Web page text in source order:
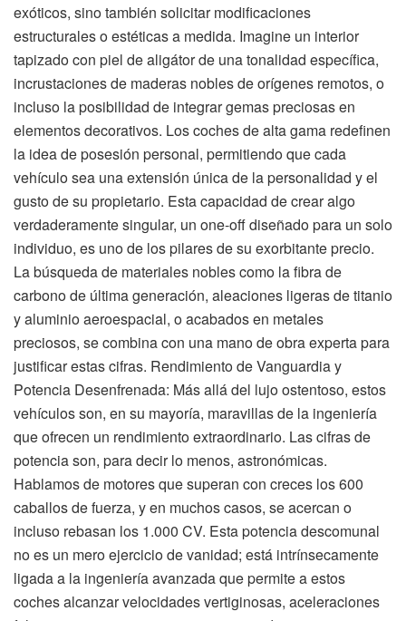
exóticos, sino también solicitar modificaciones
estructurales o estéticas a medida. Imagine un interior
tapizado con piel de aligátor de una tonalidad específica,
incrustaciones de maderas nobles de orígenes remotos, o
incluso la posibilidad de integrar gemas preciosas en
elementos decorativos. Los coches de alta gama redefinen
la idea de posesión personal, permitiendo que cada
vehículo sea una extensión única de la personalidad y el
gusto de su propietario. Esta capacidad de crear algo
verdaderamente singular, un one-off diseñado para un solo
individuo, es uno de los pilares de su exorbitante precio.
La búsqueda de materiales nobles como la fibra de
carbono de última generación, aleaciones ligeras de titanio
y aluminio aeroespacial, o acabados en metales
preciosos, se combina con una mano de obra experta para
justificar estas cifras. Rendimiento de Vanguardia y
Potencia Desenfrenada: Más allá del lujo ostentoso, estos
vehículos son, en su mayoría, maravillas de la ingeniería
que ofrecen un rendimiento extraordinario. Las cifras de
potencia son, para decir lo menos, astronómicas.
Hablamos de motores que superan con creces los 600
caballos de fuerza, y en muchos casos, se acercan o
incluso rebasan los 1.000 CV. Esta potencia descomunal
no es un mero ejercicio de vanidad; está intrínsecamente
ligada a la ingeniería avanzada que permite a estos
coches alcanzar velocidades vertiginosas, aceleraciones